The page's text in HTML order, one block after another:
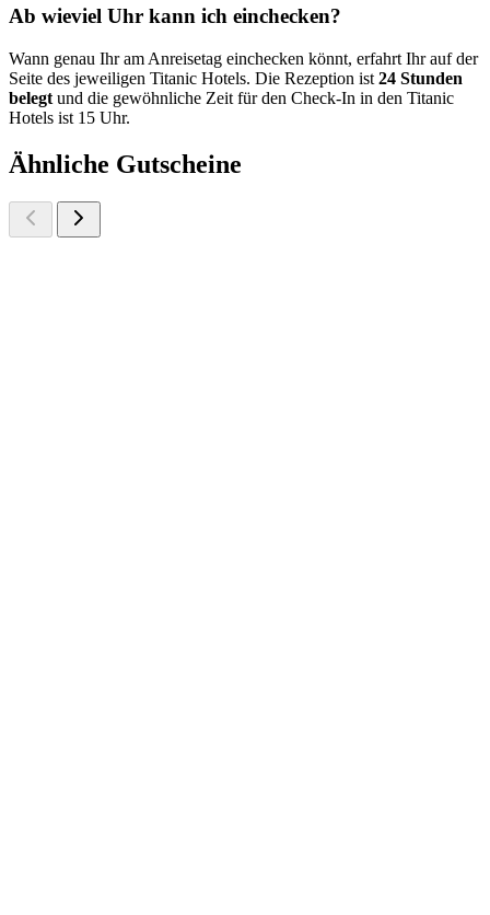
Ab wieviel Uhr kann ich einchecken?
Wann genau Ihr am Anreisetag einchecken könnt, erfahrt Ihr auf der
Seite des jeweiligen Titanic Hotels. Die Rezeption ist 24 Stunden
belegt und die gewöhnliche Zeit für den Check-In in den Titanic
Hotels ist 15 Uhr.
Ähnliche Gutscheine